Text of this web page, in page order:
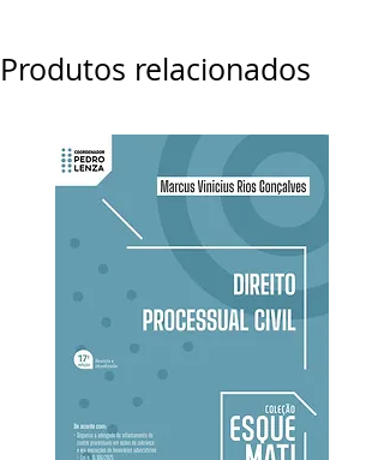
Produtos relacionados